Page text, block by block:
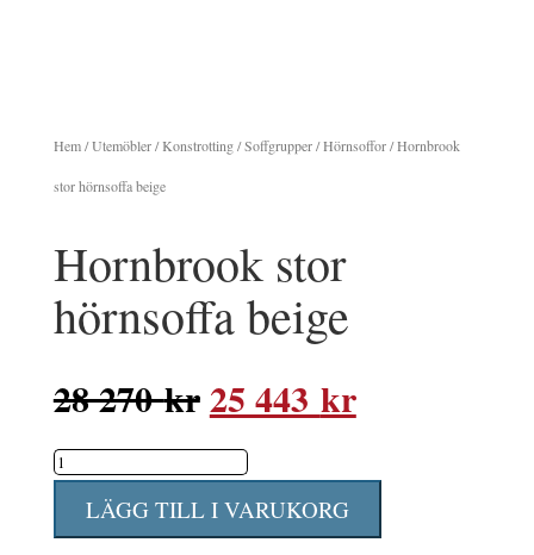
Hem/Utemöbler/Konstrotting/Soffgrupper/Hörnsoffor/ Hornbrook
stor hörnsoffa beige
Hornbrook stor
hörnsoffa beige
28 270krDet
ursprungliga
priset
var:
25 443 krDet
priset
Hornbrook
hörnsoffa
LÄGG TILL I VARUKORG